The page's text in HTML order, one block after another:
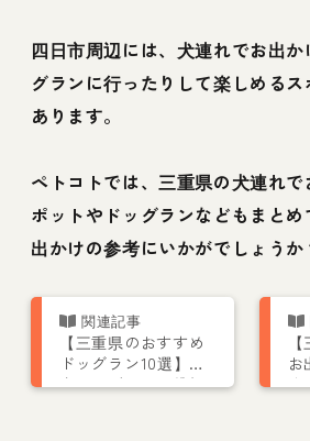
四日市周辺には、犬連れでお出
グランに行ったりして楽しめる
あります。
ペトコトでは、三重県の犬連れ
ポットやドッグランなどもまと
出かけの参考にいかがでしょうか
【三重県のおすすめ
ドッグラン10選】室
内ドッグランや貸切
お
す